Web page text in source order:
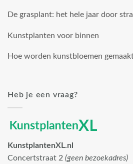
De grasplant: het hele jaar door
Kunstplanten voor binnen
Hoe worden kunstbloemen
Heb je een vraag?
KunstplantenXL.nl
Concertstraat 2 (geen bezoekadres)